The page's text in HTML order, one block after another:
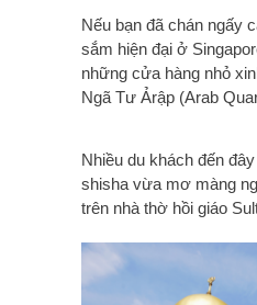
Nếu bạn đã chán ngấy
sắm hiện đại ở
những cửa hàng nhỏ
Ngã Tư Ảrập (Arab
Nhiều du khách đến
shisha vừa mơ màng
trên nhà thờ hồi giáo